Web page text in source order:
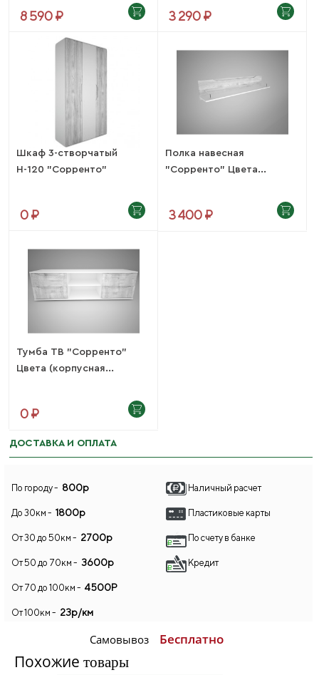
8 590 ₽ 3 290 ₽
Шкаф 3-створчатый
Н-120 "Сорренто"
0 ₽
Полка навесная
"Сорренто" Цвета...
3 400 ₽
Тумба ТВ "Сорренто"
Цвета (корпусная...
0 ₽
ДОСТАВКА И ОПЛАТА
По городу - 800р
До 30км - 1800р
От 30 до 50км - 2700р
От 50 до 70км - 3600р
От 70 до 100км - 4500Р
От 100км - 23р/км
Самовывоз Бесплатно
Наличный расчет
Пластиковые карты
По счету в банке
Кредит
Похожие товары